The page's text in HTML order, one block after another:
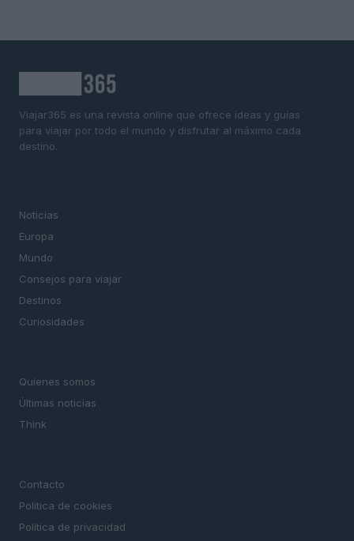
Viajar365 es una revista online que ofrece ideas y guías
para viajar por todo el mundo y disfrutar al máximo cada
destino.
Noticias
Europa
Mundo
Consejos para viajar
Destinos
Curiosidades
Quienes somos
Últimas noticias
Think
Contacto
Politica de cookies
Política de privacidad